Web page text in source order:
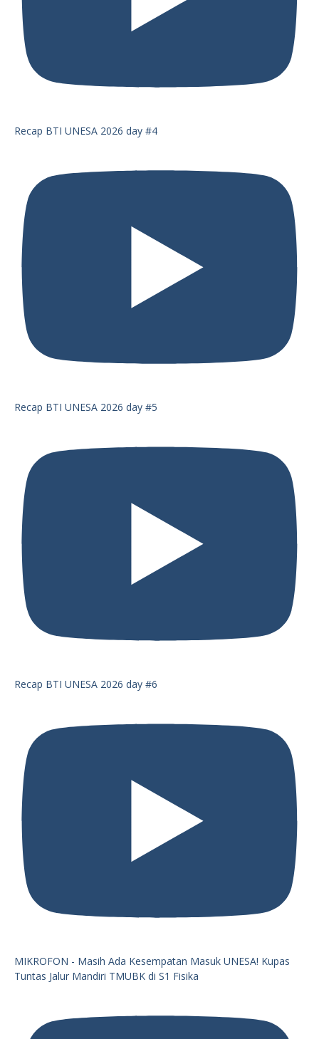
Recap BTI UNESA 2026 day #4
Recap BTI UNESA 2026 day #5
Recap BTI UNESA 2026 day #6
MIKROFON - Masih Ada Kesempatan Masuk UNESA! Kupas
Tuntas Jalur Mandiri TMUBK di S1 Fisika